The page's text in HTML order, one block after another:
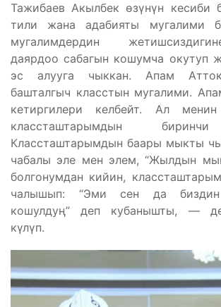
Тажибаев Акылбек өзүнүн кесиби
тили жана адабияты мугалими
мугалимдердин
даярдоо сабагын кошумча окутуп
эс алууга чыккан. Апам
башталгыч класстын мугалими.
кетиргилери келбейт. Ал
классташтарымдын
Классташтарымдын баары мыкты
чабалы эле мен элем, “Жылдын
болгонумдан кийин,
чалышып: “Эми сен да биздин
кошулдуң” деп кубанышты, —
күлүп.